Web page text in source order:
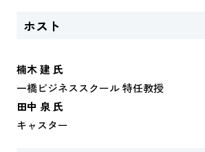
ホスト
楠木 建 氏
一橋ビジネススクール 特任教授
田中 泉 氏
キャスター